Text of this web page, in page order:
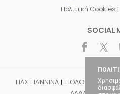
Πολιτική Cookies
SOCIAL
ΠΑΣ ΓΙΑΝΝΙΝΑ ΠΟΔΟΣΦΑΙΡΟ